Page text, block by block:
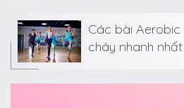
Các bài
cháy nhanh nhất